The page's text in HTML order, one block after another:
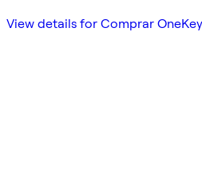
View details for Comprar OneKey